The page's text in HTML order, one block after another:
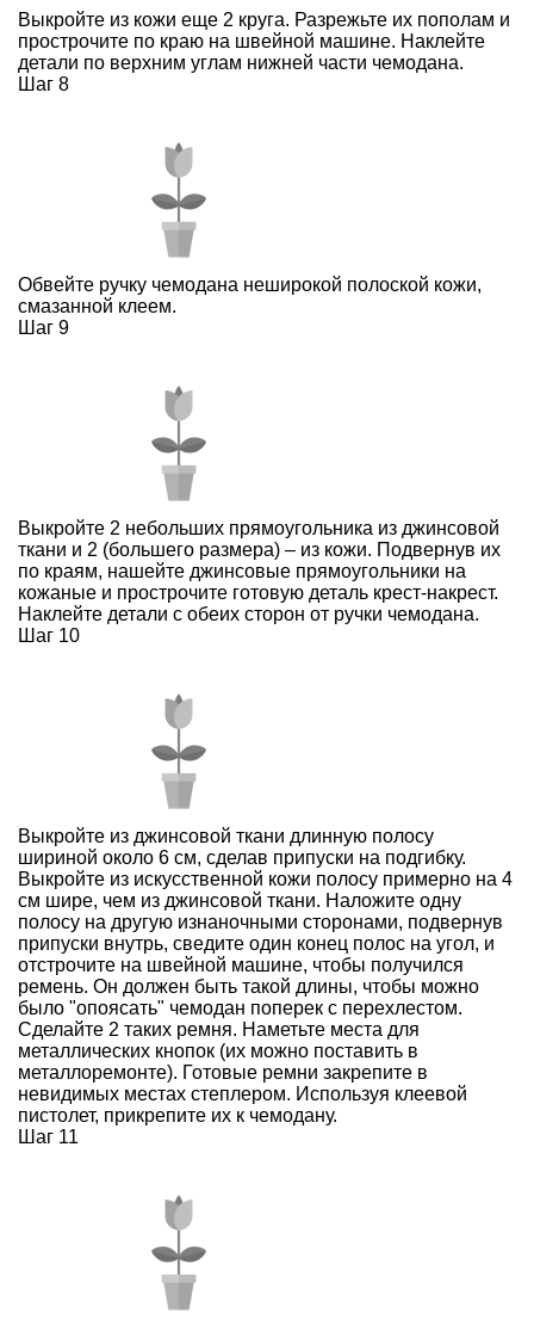
Выкройте из кожи еще 2 круга. Разрежьте их пополам и
прострочите по краю на швейной машине. Наклейте
детали по верхним углам нижней части чемодана.
Шаг 8
Обвейте ручку чемодана неширокой полоской кожи,
смазанной клеем.
Шаг 9
Выкройте 2 небольших прямоугольника из джинсовой
ткани и 2 (большего размера) – из кожи. Подвернув их
по краям, нашейте джинсовые прямоугольники на
кожаные и прострочите готовую деталь крест-накрест.
Наклейте детали с обеих сторон от ручки чемодана.
Шаг 10
Выкройте из джинсовой ткани длинную полосу
шириной около 6 см, сделав припуски на подгибку.
Выкройте из искусственной кожи полосу примерно на 4
см шире, чем из джинсовой ткани. Наложите одну
полосу на другую изнаночными сторонами, подвернув
припуски внутрь, сведите один конец полос на угол, и
отстрочите на швейной машине, чтобы получился
ремень. Он должен быть такой длины, чтобы можно
было "опоясать" чемодан поперек с перехлестом.
Сделайте 2 таких ремня. Наметьте места для
металлических кнопок (их можно поставить в
металлоремонте). Готовые ремни закрепите в
невидимых местах степлером. Используя клеевой
пистолет, прикрепите их к чемодану.
Шаг 11